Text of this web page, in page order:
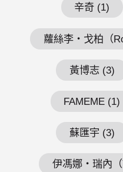
辛奇 (1)
蘿絲李・戈柏（
黃博志 (3)
FAMEME (1)
蘇匯宇 (3)
伊馮娜・瑞內